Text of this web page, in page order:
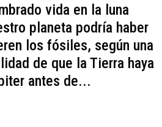
vida en la luna
planeta podría haber
los fósiles, según una
de que la Tierra haya
antes de...